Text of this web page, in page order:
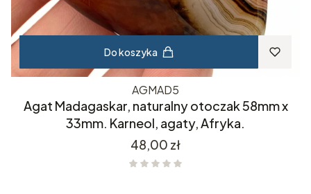
Do koszyka
AGMAD5
Agat Madagaskar, naturalny otoczak 58mm x
33mm. Karneol, agaty, Afryka.
Cena
48,00 zł